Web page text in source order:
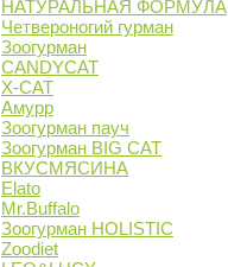
НАТУРАЛЬНАЯ ФОРМУЛА
Четвероногий гурман
Зоогурман
CANDYCAT
X-CAT
Амурр
Зоогурман пауч
Зоогурман BIG CAT
ВКУСМЯСИНА
Elato
Mr.Buffalo
Зоогурман HOLISTIC
Zoodiet